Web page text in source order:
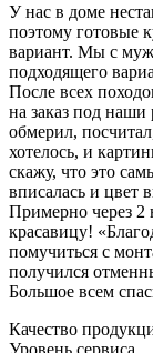
У нас в доме
поэтому готовые
вариант. Мы с
подходящего
После всех
на заказ под
обмерил,
хотелось, и
скажу, что это
вписалась и цвет
Примерно через
красавицу!
помучиться с
получился
Большое всем
Качество
Уровень сервиса